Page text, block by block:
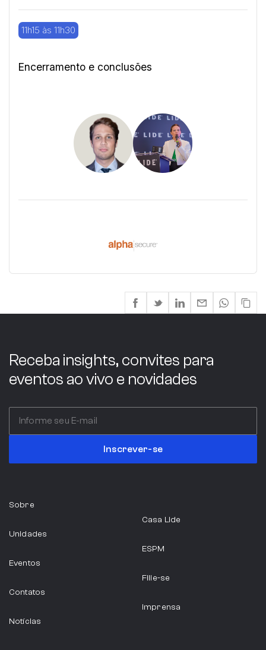
11h15 às 11h30
Encerramento e conclusões
Receba insights, convites para
eventos ao vivo e novidades
Inscrever-se
Sobre
Unidades
Eventos
Contatos
Notícias
Casa Lide
ESPM
Filie-se
Imprensa